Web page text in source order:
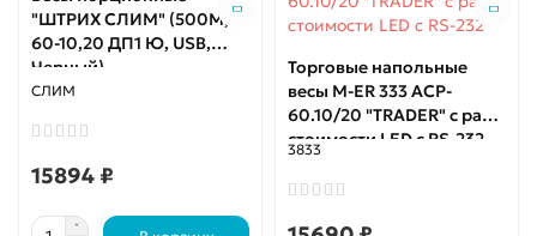
"ШТРИХ СЛИМ" (500М,
60-10,20 ДП1 Ю, USB,
Черный)
СЛИМ
15894 ₽
Торговые напольные
весы M-ER 333 ACP-
60.10/20 "TRADER" с расч.
стоимости LED с RS-232
3833